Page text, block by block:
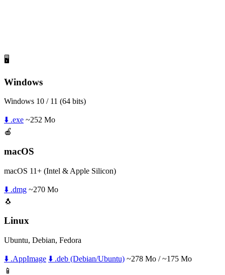
🖥️
Windows
Windows 10 / 11 (64 bits)
⬇️ .exe ~252 Mo
🍎
macOS
macOS 11+ (Intel & Apple Silicon)
⬇️ .dmg ~270 Mo
🐧
Linux
Ubuntu, Debian, Fedora
⬇️ .AppImage ⬇️ .deb (Debian/Ubuntu) ~278 Mo / ~175 Mo
📱